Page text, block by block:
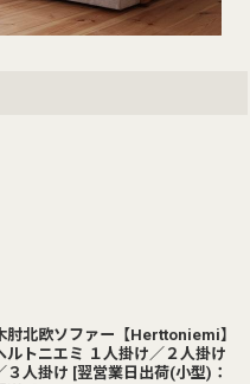
肘北欧ソファー【Herttoniemi】
ルトニエミ １人掛け／２人掛け
３人掛け [翌営業日出荷(小型)：